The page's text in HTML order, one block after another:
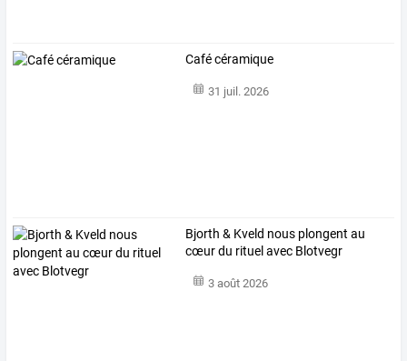
Café céramique
31 juil. 2026
Bjorth & Kveld nous plongent au
cœur du rituel avec Blotvegr
3 août 2026